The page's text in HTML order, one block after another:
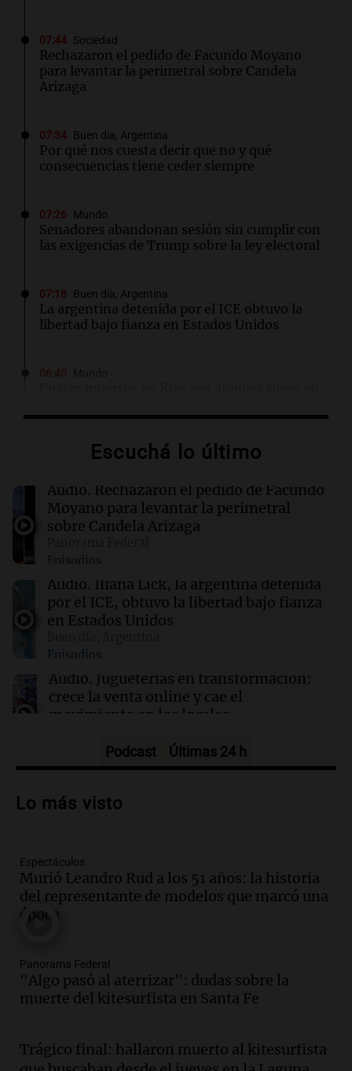
07:44 Sociedad
Rechazaron el pedido de Facundo Moyano
para levantar la perimetral sobre Candela
Arizaga
07:34 Buen día, Argentina
Por qué nos cuesta decir que no y qué
consecuencias tiene ceder siempre
07:26 Mundo
Senadores abandonan sesión sin cumplir con
las exigencias de Trump sobre la ley electoral
07:18 Buen día, Argentina
La argentina detenida por el ICE obtuvo la
libertad bajo fianza en Estados Unidos
Sociedad
provincias están afectadas este sábado
06:05 Cadena 3 Mundo
de Justicia de Trump en una ajustada votación
00:32 Clima
Clima en Salta: cómo estará el tiempo este
Escuchá lo último
Audio. Rechazaron el pedido de Facundo
Moyano para levantar la perimetral
sobre Candela Arizaga
Episodios
Audio. Iliana Lick, la argentina detenida
por el ICE, obtuvo la libertad bajo fianza
en Estados Unidos
Episodios
Audio. Jugueterías en transformación:
crece la venta online y cae el
movimiento en los locales
qué consecuencias tiene ceder siempre
Audio.
Argentino del Alfajor en el Estadio de
Ferro este fin de semana
Panorama Federal
Audio.El evento más federal del año
reunirá a más de 80 expositores con
sabores únicos
Audio.Mariano Moreno: pasiones
Podcast Últimas 24 h
Lo más visto
Espectáculos
Murió Leandro Rud a los 51 años: la historia
del representante de modelos que marcó una
época
Panorama Federal
"Algo pasó al aterrizar": dudas sobre la
muerte del kitesurfista en Santa Fe
Trágico final: hallaron muerto al kitesurfista